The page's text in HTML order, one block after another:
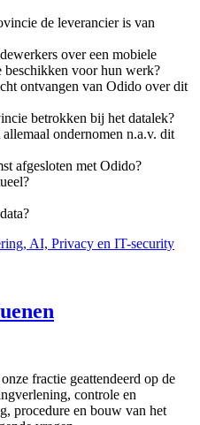
de leverancier is van
over een mobiele
voor hun werk?
ontvangen van Odido over dit
betrokken bij het datalek?
ondernomen n.a.v. dit
afgesloten met Odido?
AI, Privacy en IT-security
fractie geattendeerd op de
controle en
procedure en bouw van het